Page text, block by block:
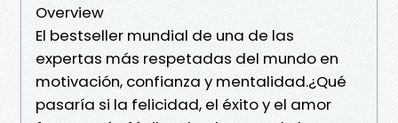
Overview
El bestseller mundial de una de las
expertas más respetadas del mundo en
motivación, confianza y mentalidad.¿Qué
pasaría si la felicidad, el éxito y el amor